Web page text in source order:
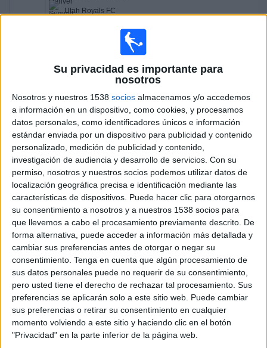
Su privacidad es importante para
nosotros
Nosotros y nuestros 1538 socios almacenamos y/o accedemos
a información en un dispositivo, como cookies, y procesamos
datos personales, como identificadores únicos e información
estándar enviada por un dispositivo para publicidad y contenido
personalizado, medición de publicidad y contenido,
investigación de audiencia y desarrollo de servicios. Con su
permiso, nosotros y nuestros socios podemos utilizar datos de
localización geográfica precisa e identificación mediante las
características de dispositivos. Puede hacer clic para otorgarnos
su consentimiento a nosotros y a nuestros 1538 socios para
que llevemos a cabo el procesamiento previamente descrito. De
forma alternativa, puede acceder a información más detallada y
cambiar sus preferencias antes de otorgar o negar su
consentimiento. Tenga en cuenta que algún procesamiento de
sus datos personales puede no requerir de su consentimiento,
pero usted tiene el derecho de rechazar tal procesamiento. Sus
preferencias se aplicarán solo a este sitio web. Puede cambiar
sus preferencias o retirar su consentimiento en cualquier
momento volviendo a este sitio y haciendo clic en el botón
"Privacidad" en la parte inferior de la página web.
Utah Royals FC
04:00
San Diego Wave FC
Denver Summit FC
NWSL+
Domingo, 23/08/2026
02:45 NWSL
Portland Thorns
Denver Summit FC
NWSL+